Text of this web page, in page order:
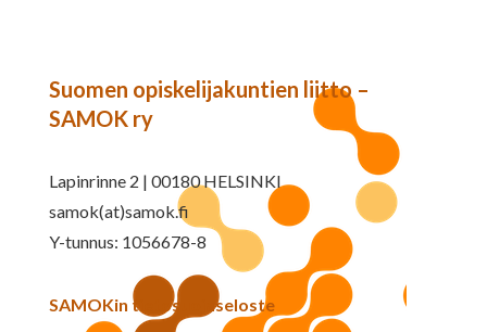
Suomen opiskelijakuntien liitto –
SAMOK ry
Lapinrinne 2 | 00180 HELSINKI
samok(at)samok.fi
Y-tunnus: 1056678-8
SAMOKin tietosuojaseloste